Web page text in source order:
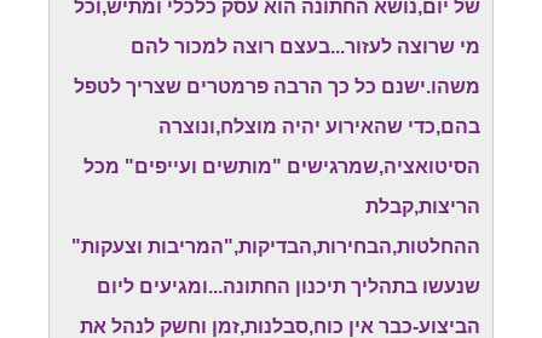
של יום,נושא החתונה הוא עסק כלכלי ומתיש,וכל
מי שרוצה לעזור...בעצם רוצה למכור להם
משהו.ישנם כל כך הרבה פרמטרים שצריך לטפל
בהם,כדי שהאירוע יהיה מוצלח,ונוצרה
הסיטואציה,שמרגישים "מותשים ועייפים" מכל
הריצות,קבלת
ההחלטות,הבחירות,הבדיקות,"המריבות וצעקות"
שנעשו בתהליך תיכנון החתונה...ומגיעים ליום
הביצוע-כבר אין כוח,סבלנות,זמן וחשק לנהל את